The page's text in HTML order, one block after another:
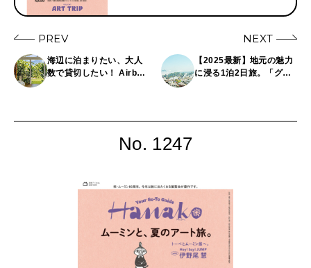
PREV
海辺に泊まりたい、大人
数で貸切したい！ Airbnb
NEXT
【2025最新】地元の魅力
に浸る1泊2日旅。「グラ
No. 1247